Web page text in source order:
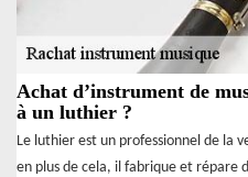
Achat d’instrument de
à un luthier ?
Le luthier est un professionnel de la
en plus de cela, il fabrique et répare